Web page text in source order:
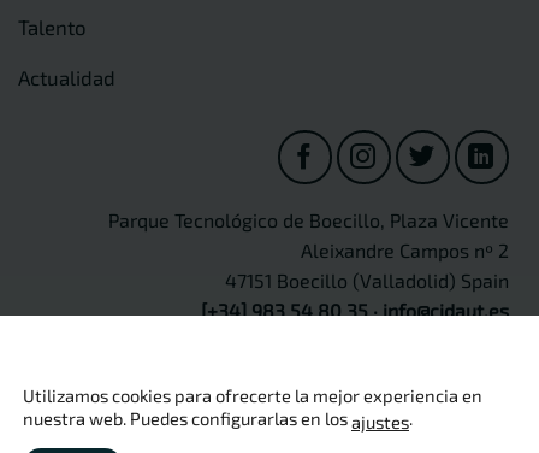
Talento
Actualidad
Parque Tecnológico de Boecillo, Plaza Vicente
Aleixandre Campos nº 2
47151 Boecillo (Valladolid) Spain
[+34] 983 54 80 35·info@cidaut.es
Copyright 2026 © CIDAUT
Utilizamos cookies para ofrecerte la mejor experiencia en
nuestra web. Puedes configurarlas en losajustes.